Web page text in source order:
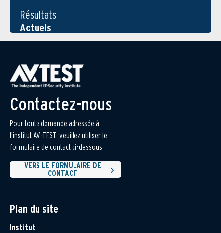
Résultats
Actuels
Contactez-nous
Pour toute demande adressée à
l'institut AV-TEST, veuillez utiliser le
formulaire de contact ci-dessous
VERS LE FORMULAIRE DE
CONTACT
Plan du site
Institut